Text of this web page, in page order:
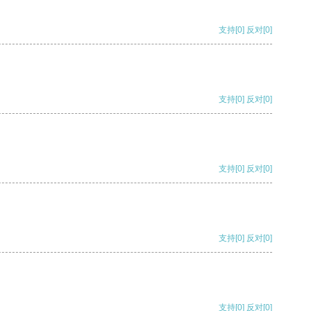
支持[0] 反对[0]
支持[0] 反对[0]
支持[0] 反对[0]
支持[0] 反对[0]
支持[0] 反对[0]